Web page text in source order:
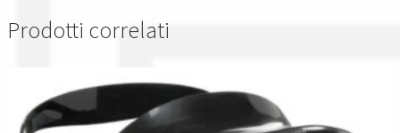
Prodotti correlati